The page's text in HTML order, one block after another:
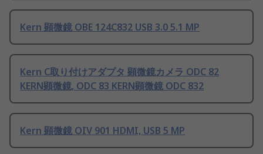
Kern 顕微鏡 OBE 124C832 USB 3.0 5.1 MP
Kern C取り付けアダプタ 顕微鏡カメラ ODC 82
KERN顕微鏡, ODC 83 KERN顕微鏡 ODC 832
Kern 顕微鏡 OIV 901 HDMI, USB 5 MP